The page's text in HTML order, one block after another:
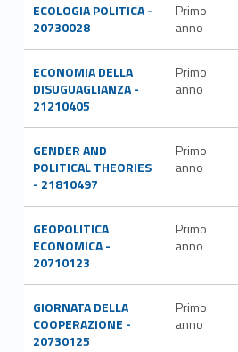
ECOLOGIA POLITICA -
20730028
Primo
anno
ECONOMIA DELLA
DISUGUAGLIANZA -
21210405
Primo
anno
GENDER AND
POLITICAL THEORIES
- 21810497
Primo
anno
GEOPOLITICA
ECONOMICA -
20710123
Primo
anno
GIORNATA DELLA
COOPERAZIONE -
20730125
Primo
anno